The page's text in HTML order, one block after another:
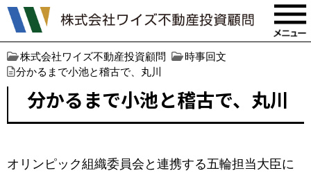
株式会社ワイズ不動産投資顧問
時事回文
分かるまで小池と稽古で、丸川
分かるまで小池と稽古で、丸川
オリンピック組織委員会と連携する五輪担当大臣に